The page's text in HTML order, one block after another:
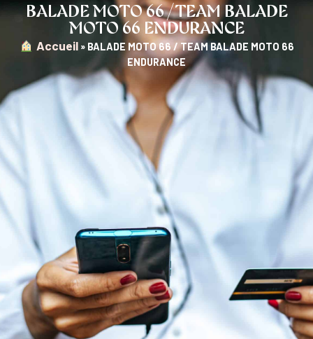
BALADE MOTO 66 / TEAM BALADE
MOTO 66 ENDURANCE
︎ Accueil » BALADE MOTO 66 / TEAM BALADE MOTO 66
ENDURANCE